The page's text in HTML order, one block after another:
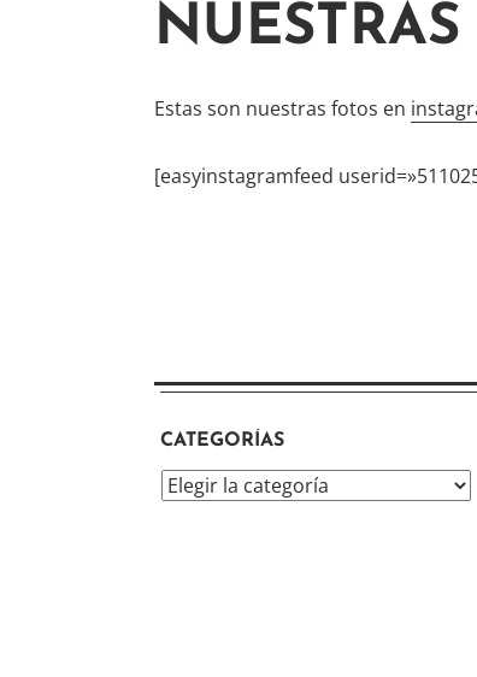
Estas son nuestras fotos en
[easyinstagramfeed
CATEGORÍAS
Categorías